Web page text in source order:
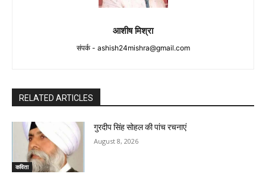
आशीष मिश्रा
संपर्क - ashish24mishra@gmail.com
RELATED ARTICLES
कविता
गुरदीप सिंह सोहल की पांच रचनाएं
August 8, 2026